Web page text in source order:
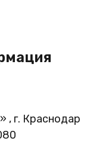
г. Краснодар